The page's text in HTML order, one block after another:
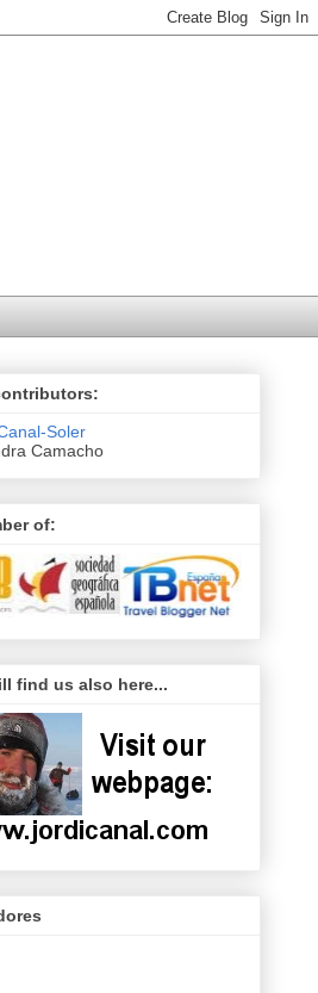
Soler
Camacho
of:
find us also here...